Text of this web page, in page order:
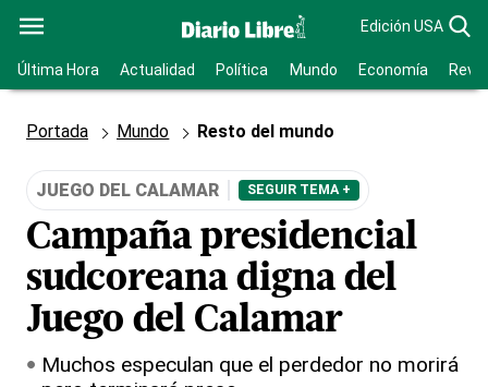
Edición USA
Última Hora Actualidad Política Mundo Economía
Portada Mundo Resto del mundo
JUEGO DEL CALAMAR SEGUIR TEMA +
Campaña presidencial
sudcoreana digna del
Juego del Calamar
Muchos especulan que el perdedor no morirá